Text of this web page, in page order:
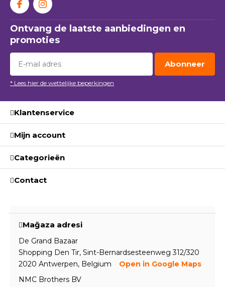
Ontvang de laatste aanbiedingen en
promoties
Abonneer
* Lees hier de wettelijke beperkingen
Klantenservice
Mijn account
Categorieën
Contact
Mağaza adresi
De Grand Bazaar
Shopping Den Tir, Sint-Bernardsesteenweg 312/320
2020 Antwerpen, Belgium
Open in Google Maps
NMC Brothers BV